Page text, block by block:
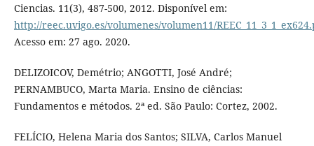
Ciencias. 11(3), 487-500, 2012. Disponível em:
http://reec.uvigo.es/volumenes/volumen11/
Acesso em: 27 ago. 2020.
DELIZOICOV, Demétrio; ANGOTTI, José André;
PERNAMBUCO, Marta Maria. Ensino de ciências:
Fundamentos e métodos. 2ª ed. São Paulo: Cortez, 2002.
FELÍCIO, Helena Maria dos Santos; SILVA, Carlos Manuel